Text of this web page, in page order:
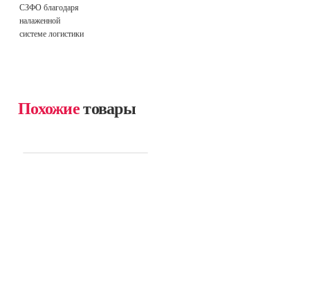
СЗФО благодаря
налаженной
системе логистики
Похожиетовары